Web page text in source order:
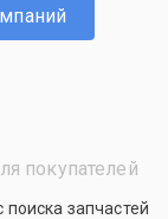
покупателей
поиска запчастей